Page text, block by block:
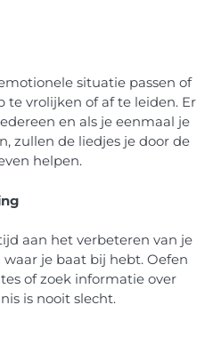
situatie passen of
te vrolijken of af te leiden. Er
en als je eenmaal je
zullen de liedjes je door de
helpen.
aan het verbeteren van je
je baat bij hebt. Oefen
of zoek informatie over
is nooit slecht.